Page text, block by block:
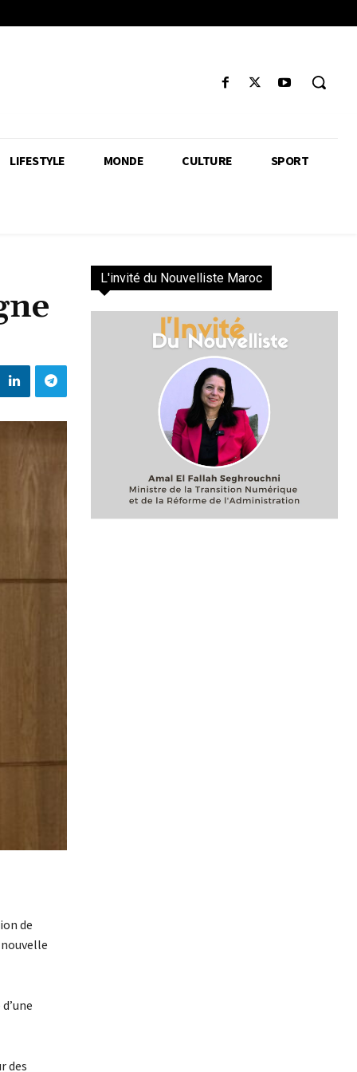
LIFESTYLE MONDE CULTURE SPORT
de
des
L'invité du Nouvelliste Maroc